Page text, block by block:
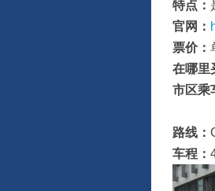
特点：
官网：
票价：
在哪里
市区乘
路线：
车程：